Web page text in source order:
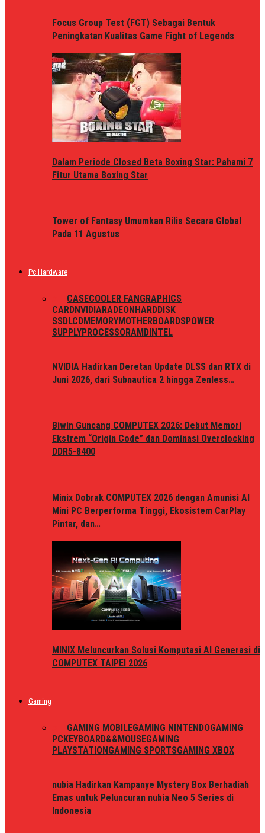
Focus Group Test (FGT) Sebagai Bentuk
Peningkatan Kualitas Game Fight of Legends
Dalam Periode Closed Beta Boxing Star: Pahami 7
Fitur Utama Boxing Star
Tower of Fantasy Umumkan Rilis Secara Global
Pada 11 Agustus
Pc Hardware
CASECOOLER FAN GRAPHICS
CARDNVIDIARADEON HARDDISK
SSDLCDMEMORYMOTHERBOARDSPOWER
SUPPLYPROCESSORAMD INTEL
NVIDIA Hadirkan Deretan Update DLSS dan RTX di
Juni 2026, dari Subnautica 2 hingga Zenless…
Biwin Guncang COMPUTEX 2026: Debut Memori
Ekstrem “Origin Code” dan Dominasi Overclocking
DDR5-8400
Minix Dobrak COMPUTEX 2026 dengan Amunisi AI
Mini PC Berperforma Tinggi, Ekosistem CarPlay
Pintar, dan…
MINIX Meluncurkan Solusi Komputasi AI Generasi di
COMPUTEX TAIPEI 2026
Gaming
GAMING MOBILEGAMING NINTENDOGAMING
PCKEYBOARD&&MOUSEGAMING
PLAYSTATIONGAMING SPORTSGAMING XBOX
nubia Hadirkan Kampanye Mystery Box Berhadiah
Emas untuk Peluncuran nubia Neo 5 Series di
Indonesia